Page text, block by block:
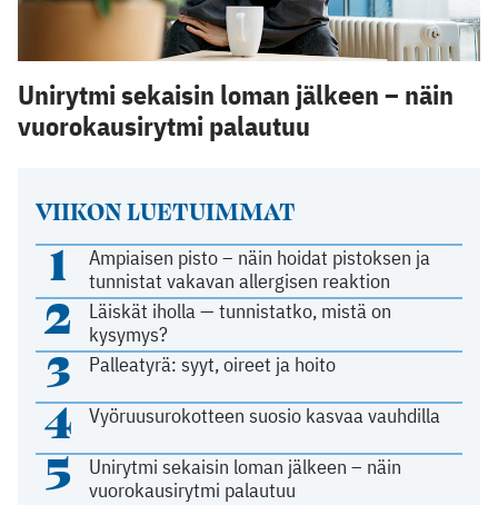
VIIKON LUETUIMMAT
1
Ampiaisen pisto – näin hoidat pistoksen ja
tunnistat vakavan allergisen reaktion
2
Läiskät iholla — tunnistatko, mistä on
kysymys?
3 Palleatyrä: syyt, oireet ja hoito
4 Vyöruusurokotteen suosio kasvaa vauhdilla
5
Unirytmi sekaisin loman jälkeen – näin
vuorokausirytmi palautuu
Unirytmi sekaisin loman jälkeen – näin
vuorokausirytmi palautuu